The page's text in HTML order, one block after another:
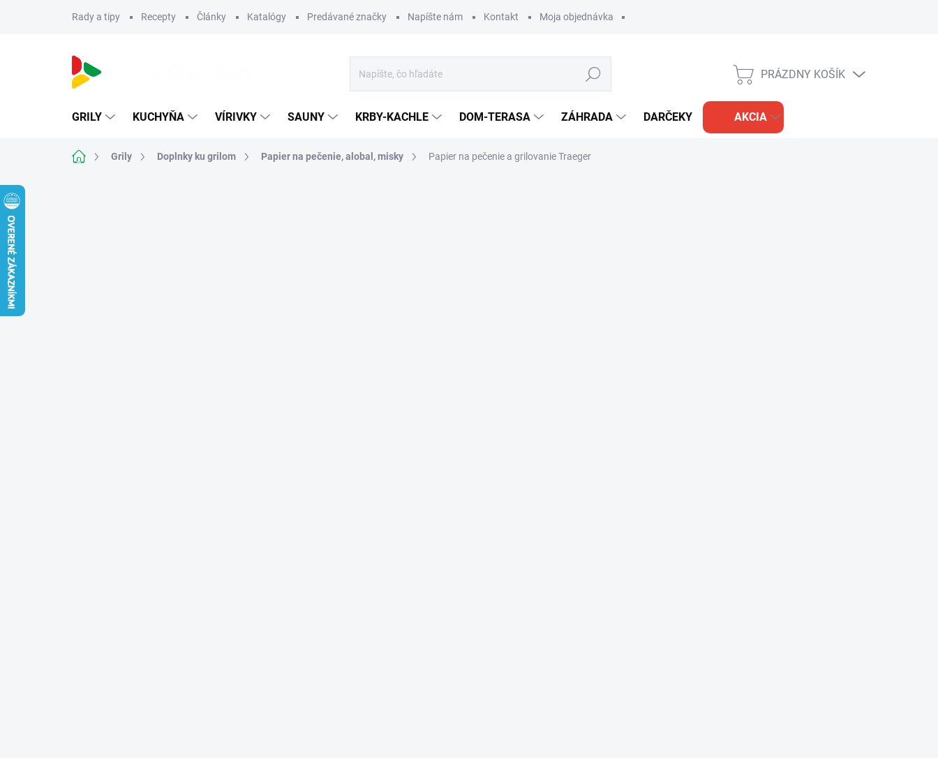
Rady a tipy Recepty Články Katalógy Predávané značky Napíšte nám Kontakt Moja objednávka
Hľadať
NÁKUPNÝ
PRÁZDNY KOŠÍK
GRILY KUCHYŇA VÍRIVKY SAUNY KRBY-KACHLE DOM-TERASA ZÁHRADA DARČEKY AKCIA
DomovGrily Doplnky ku grilom Papier na pečenie, alobal, misky Papier na pečenie a grilovanie Traeger